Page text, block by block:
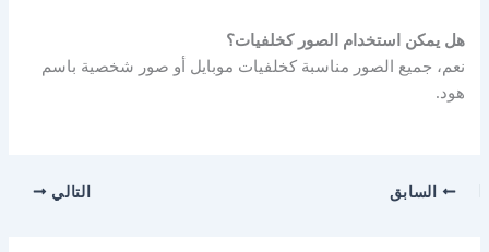
هل يمكن استخدام الصور كخلفيات؟
نعم، جميع الصور مناسبة كخلفيات موبايل أو صور شخصية باسم
هود.
السابق التالي